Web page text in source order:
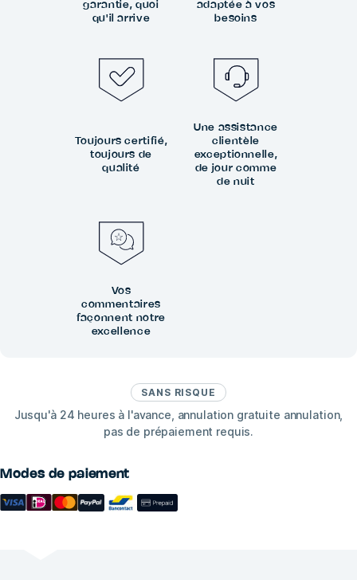
SANS RISQUE
Jusqu'à 24 heures à l'avance, annulation gratuite annulation,
pas de prépaiement requis.
Modes de paiement
garantie, quoi
qu'il arrive
adaptée à vos
besoins
Toujours certifié,
toujours de
qualité
Une assistance
clientèle
exceptionnelle,
de jour comme
de nuit
Vos
commentaires
façonnent notre
excellence